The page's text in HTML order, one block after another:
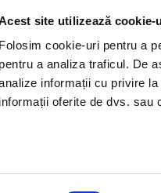
site utilizează cookie-
Folosim cookie-uri pentru a
pentru a analiza traficul. De
informații cu privire
informații oferite de dvs. sau